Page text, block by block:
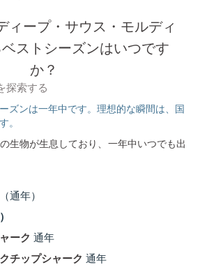
ィープ・サウス・モルディ
ストシーズンはいつです
か？
探索する
ズンは一年中です。理想的な瞬間は、国
。
生物が生息しており、一年中いつでも出
（通年）
ーク 通年
チップシャーク 通年